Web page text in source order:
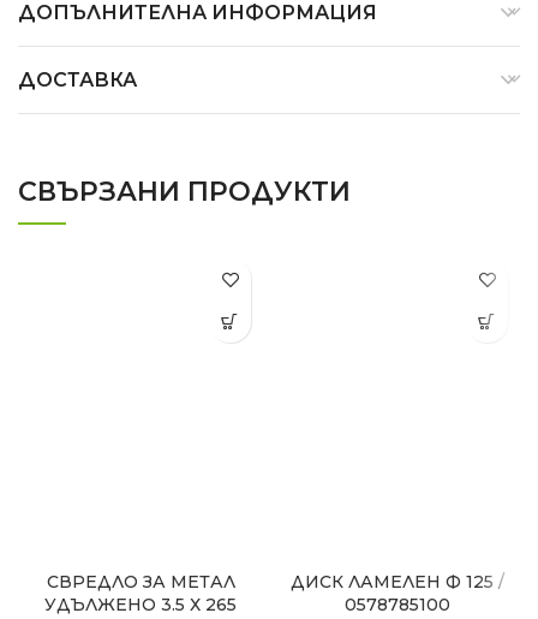
ДОПЪЛНИТЕЛНА ИНФОРМАЦИЯ
ДОСТАВКА
СВЪРЗАНИ ПРОДУКТИ
СВРЕДЛО ЗА МЕТАЛ
УДЪЛЖЕНО 3.5 Х 265
ДИСК ЛАМЕЛЕН Ф 125 /
0578785100